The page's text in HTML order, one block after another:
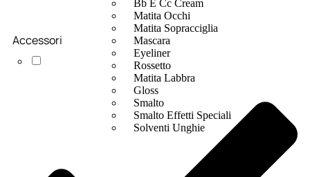
Bb E Cc Cream
Matita Occhi
Matita Sopracciglia
Mascara
Eyeliner
Rossetto
Matita Labbra
Gloss
Smalto
Smalto Effetti Speciali
Solventi Unghie
Accessori